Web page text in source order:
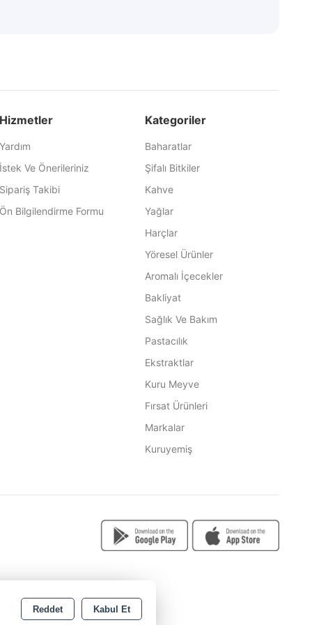
Hizmetler
Yardım
İstek Ve Önerileriniz
Sipariş Takibi
Ön Bilgilendirme Formu
Kategoriler
Baharatlar
Şifalı Bitkiler
Kahve
Yağlar
Harçlar
Yöresel Ürünler
Aromalı İçecekler
Bakliyat
Sağlık Ve Bakım
Pastacılık
Ekstraktlar
Kuru Meyve
Fırsat Ürünleri
Markalar
Kuruyemiş
Reddet Kabul Et